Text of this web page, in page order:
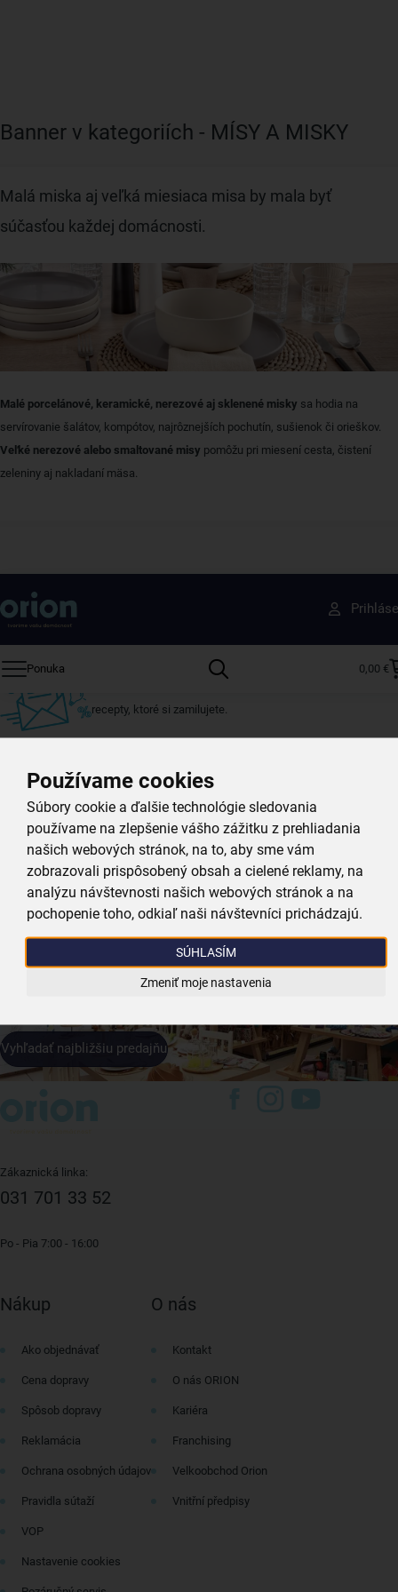
Používame cookies
Súbory cookie a ďalšie technológie sledovania
používame na zlepšenie vášho zážitku z prehliadania
našich webových stránok, na to, aby sme vám
zobrazovali prispôsobený obsah a cielené reklamy, na
analýzu návštevnosti našich webových stránok a na
pochopenie toho, odkiaľ naši návštevníci prichádzajú.
SÚHLASÍM
Zmeniť moje nastavenia
Banner v kategoriích - MÍSY A MISKY
Malá miska aj veľká miesiaca misa by mala byť
súčasťou každej domácnosti.
Malé porcelánové, keramické, nerezové aj sklenené misky sa hodia na
servírovanie šalátov, kompótov, najrôznejších pochutín, sušienok či orieškov.
Veľké nerezové alebo smaltované misy pomôžu pri miesení cesta, čistení
zeleniny aj nakladaní mäsa.
Ponuka 0,00 €
Získajte rady, recepty a tipy na zľavy skôr ako
ktokoľvek iný
Prihláste sa k odberu nášho newslettera.
recepty, ktoré si zamilujete.
Váš e-mail
Prihlásiť sa k odberu
Vyhľadať najbližšiu predajňu
Zákaznická linka:
031 701 33 52
Po - Pia 7:00 - 16:00
Nákup
Ako objednávať
Cena dopravy
Spôsob dopravy
Reklamácia
Ochrana osobných údajov
Pravidla sútaží
VOP
Nastavenie cookies
O nás
Kontakt
O nás ORION
Kariéra
Franchising
Velkoobchod Orion
Vnitřní předpisy